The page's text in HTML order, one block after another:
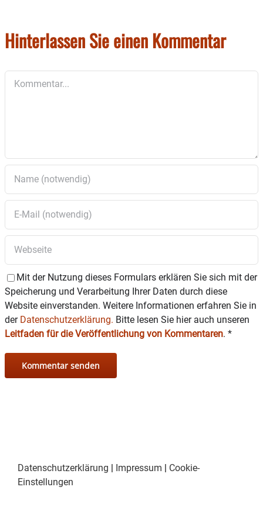
Hinterlassen Sie einen Kommentar
Mit der Nutzung dieses Formulars erklären Sie sich mit der
Speicherung und Verarbeitung Ihrer Daten durch diese
Website einverstanden. Weitere Informationen erfahren Sie in
der Datenschutzerklärung. Bitte lesen Sie hier auch unseren
Leitfaden für die Veröffentlichung von Kommentaren. *
Datenschutzerklärung | Impressum | Cookie-
Einstellungen